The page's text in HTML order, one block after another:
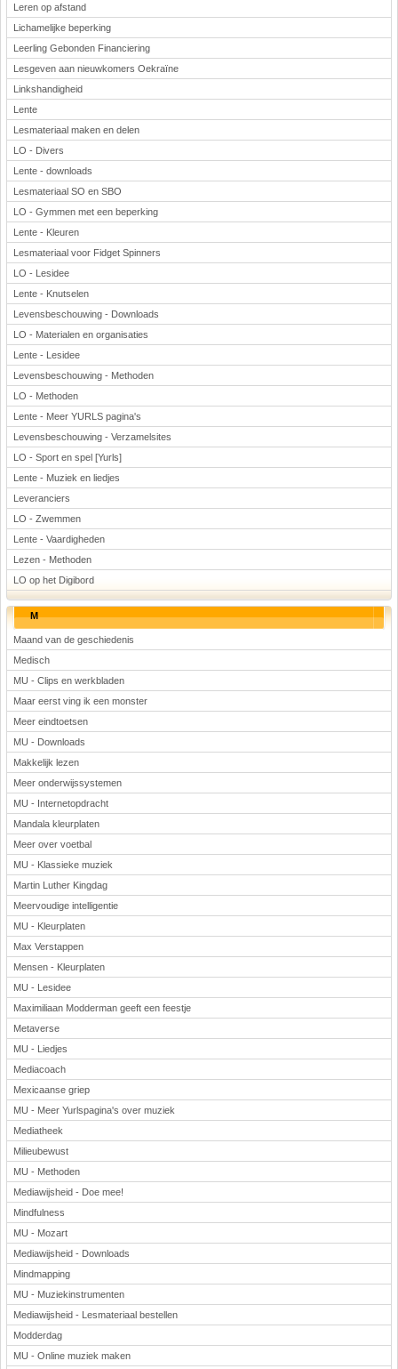
Leren op afstand
Lichamelijke beperking
Leerling Gebonden Financiering
Lesgeven aan nieuwkomers Oekraïne
Linkshandigheid
Lente
Lesmateriaal maken en delen
LO - Divers
Lente - downloads
Lesmateriaal SO en SBO
LO - Gymmen met een beperking
Lente - Kleuren
Lesmateriaal voor Fidget Spinners
LO - Lesidee
Lente - Knutselen
Levensbeschouwing - Downloads
LO - Materialen en organisaties
Lente - Lesidee
Levensbeschouwing - Methoden
LO - Methoden
Lente - Meer YURLS pagina's
Levensbeschouwing - Verzamelsites
LO - Sport en spel [Yurls]
Lente - Muziek en liedjes
Leveranciers
LO - Zwemmen
Lente - Vaardigheden
Lezen - Methoden
LO op het Digibord
M
Maand van de geschiedenis
Medisch
MU - Clips en werkbladen
Maar eerst ving ik een monster
Meer eindtoetsen
MU - Downloads
Makkelijk lezen
Meer onderwijssystemen
MU - Internetopdracht
Mandala kleurplaten
Meer over voetbal
MU - Klassieke muziek
Martin Luther Kingdag
Meervoudige intelligentie
MU - Kleurplaten
Max Verstappen
Mensen - Kleurplaten
MU - Lesidee
Maximiliaan Modderman geeft een feestje
Metaverse
MU - Liedjes
Mediacoach
Mexicaanse griep
MU - Meer Yurlspagina's over muziek
Mediatheek
Milieubewust
MU - Methoden
Mediawijsheid - Doe mee!
Mindfulness
MU - Mozart
Mediawijsheid - Downloads
Mindmapping
MU - Muziekinstrumenten
Mediawijsheid - Lesmateriaal bestellen
Modderdag
MU - Online muziek maken